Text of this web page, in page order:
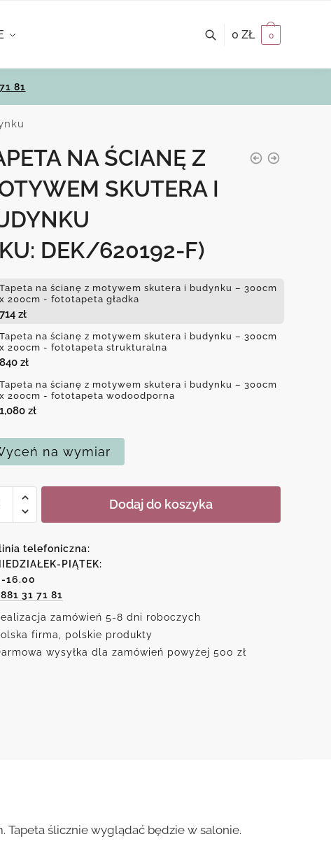
0 ZŁ 0
81
NA ŚCIANĘ Z
SKUTERA I
DEK/620192-F)
Tapeta na ścianę z motywem skutera i budynku – 300cm
x 200cm - fototapeta gładka
714 zł
Tapeta na ścianę z motywem skutera i budynku – 300cm
x 200cm - fototapeta strukturalna
840 zł
Tapeta na ścianę z motywem skutera i budynku – 300cm
x 200cm - fototapeta wodoodporna
1,080 zł
na wymiar
Dodaj do koszyka
telefoniczna:
PIĄTEK:
16.00
31 71 81
zamówień 5-8 dni roboczych
firma, polskie produkty
wysyłka dla zamówień powyżej 500 zł
ślicznie wyglądać będzie w salonie.